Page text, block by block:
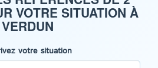
VOTRE SITUATION À
VERDUN
votre situation